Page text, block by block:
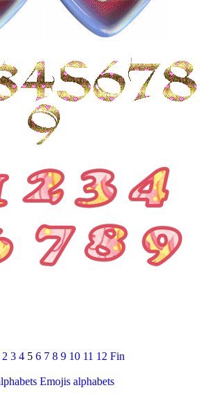
2 3 4 5 6 7 8 9 10 11 12 Fin
Emojis alphabets